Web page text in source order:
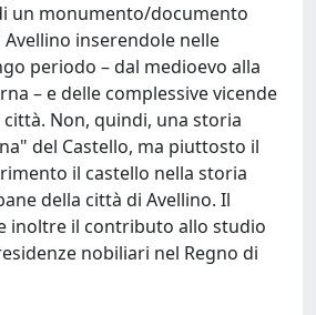
un monumento/documento
inserendole nelle
periodo – dal medioevo alla
– e delle complessive vicende
Non, quindi, una storia
del Castello, ma piuttosto il
il castello nella storia
della città di Avellino. Il
inoltre il contributo allo studio
nobiliari nel Regno di